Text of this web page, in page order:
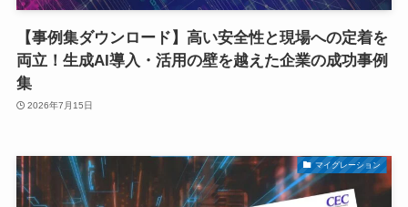
【事例集ダウンロード】高い安全性と現場への定着を
両立！生成AI導入・活用の壁を越えた企業の成功事例
集
2026年7月15日
マイグレーション